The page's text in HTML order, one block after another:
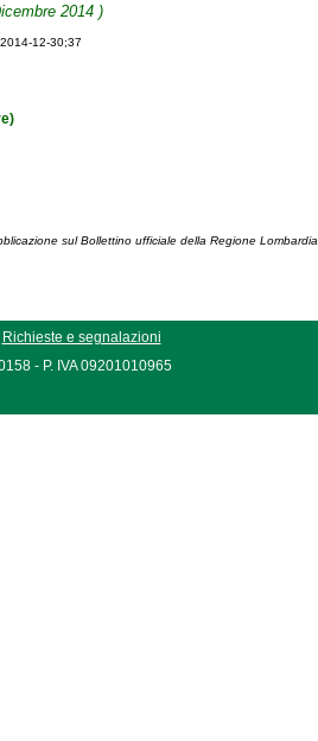
2014 )
12-30;37
sul Bollettino ufficiale della Regione Lombardia
Richieste e segnalazioni
- P. IVA 09201010965